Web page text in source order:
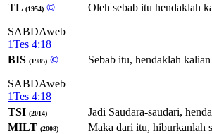
TL (1954) ©
SABDAweb
1Tes 4:18
Oleh sebab itu hendaklah
BIS (1985) ©
SABDAweb
1Tes 4:18
Sebab itu, hendaklah
TSI (2014)
Jadi Saudara-saudari,
MILT (2008)
Maka dari itu, hiburkanlah